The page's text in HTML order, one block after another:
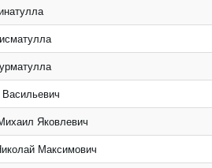
Яковлевич
Максимович